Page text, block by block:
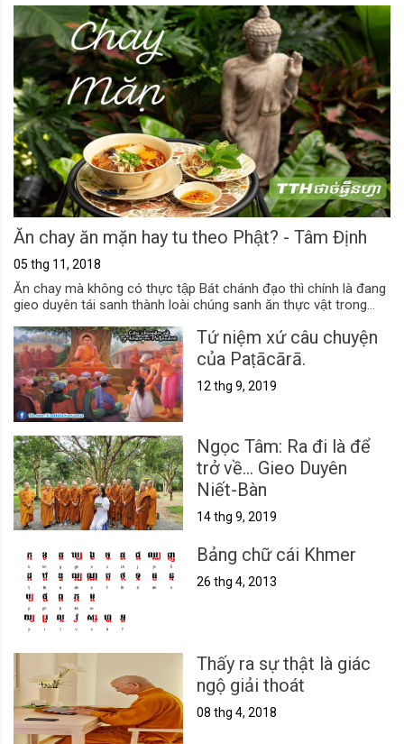
Ăn chay ăn mặn hay tu theo Phật? - Tâm Định
05 thg 11, 2018
Ăn chay mà không có thực tập Bát chánh đạo thì chính là đang
gieo duyên tái sanh thành loài chúng sanh ăn thực vật trong...
Tứ niệm xứ câu chuyện
của Paṭācārā.
12 thg 9, 2019
Ngọc Tâm: Ra đi là để
trở về... Gieo Duyên
Niết-Bàn
14 thg 9, 2019
Bảng chữ cái Khmer
26 thg 4, 2013
Thấy ra sự thật là giác
ngộ giải thoát
08 thg 4, 2018